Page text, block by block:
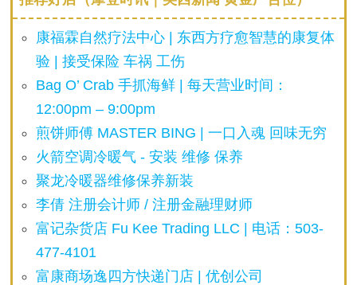
康福霖自然疗法中心 | 东西方疗愈智慧的康复体
验 | 接受保险 车祸 工伤
Bag O’ Crab 手抓海鲜 | 每天营业时间：
12:00pm – 9:00pm
煎饼师傅 MASTER BING | 一口入魂 回味无穷
火箭空调冷暖气 - 安装 维修 保养
聚龙冷暖器维修保养新装
李倩 注册会计师 / 注册金融理财师
富记杂货店 Fu Kee Trading LLC | 电话：503-
477-4101
富康商场逸四方快递门店 | 优创公司